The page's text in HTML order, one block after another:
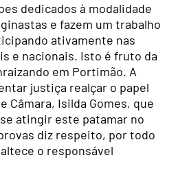
dedicados à modalidade
e fazem um trabalho
ativamente nas
e nacionais. Isto é fruto da
em Portimão. A
justiça realçar o papel
Câmara, Isilda Gomes, que
atingir este patamar no
diz respeito, por todo
o responsável